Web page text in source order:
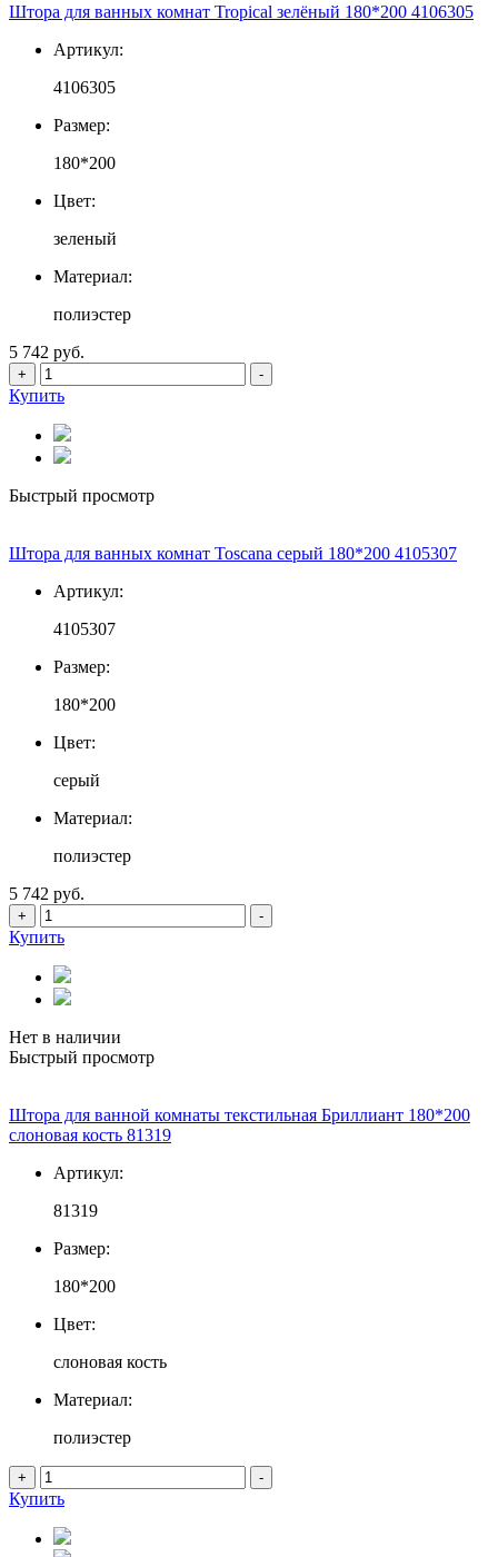
Штора для ванных комнат Tropical зелёный 180*200 4106305
Артикул:
4106305
Размер:
180*200
Цвет:
зеленый
Материал:
полиэстер
5 742 руб.
+ -
Купить
Быстрый просмотр
Штора для ванных комнат Toscana серый 180*200 4105307
Артикул:
4105307
Размер:
180*200
Цвет:
серый
Материал:
полиэстер
5 742 руб.
+ -
Купить
Нет в наличии
Быстрый просмотр
Штора для ванной комнаты текстильная Бриллиант 180*200
слоновая кость 81319
Артикул:
81319
Размер:
180*200
Цвет:
слоновая кость
Материал:
полиэстер
+ -
Купить